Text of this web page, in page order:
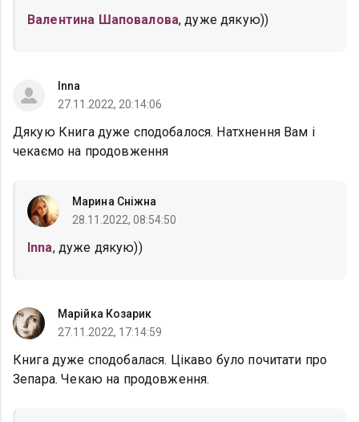
Валентина Шаповалова, дуже дякую))
Inna
27.11.2022, 20:14:06
Дякую Книга дуже сподобалося. Натхнення Вам і
чекаємо на продовження
Марина Сніжна
28.11.2022, 08:54:50
Inna, дуже дякую))
Марійка Козарик
27.11.2022, 17:14:59
Книга дуже сподобалася. Цікаво було почитати про
Зепара. Чекаю на продовження.